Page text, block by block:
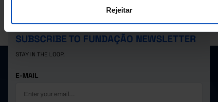
Rejeitar
SUBSCRIBE TO FUNDAÇÃO NEWSLETTER
STAY IN THE LOOP.
E-MAIL